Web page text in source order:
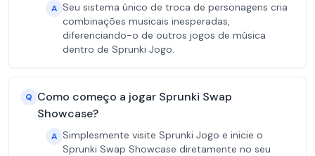
A Seu sistema único de troca de personagens cria
combinações musicais inesperadas,
diferenciando-o de outros jogos de música
dentro de Sprunki Jogo.
Q Como começo a jogar Sprunki Swap
Showcase?
A Simplesmente visite Sprunki Jogo e inicie o
Sprunki Swap Showcase diretamente no seu